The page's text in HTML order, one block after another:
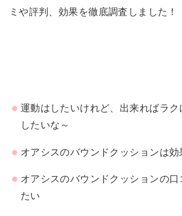
ミや評判、効果を徹底調査しました！
運動はしたいけれど、出来ればラク
したいな～
オアシスのバウンドクッションは効
オアシスのバウンドクッションの口
たい